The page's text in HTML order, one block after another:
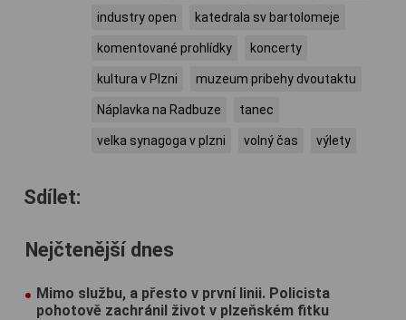
industry open katedrala sv bartolomeje
komentované prohlídky koncerty
kultura v Plzni muzeum pribehy dvoutaktu
Náplavka na Radbuze tanec
velka synagoga v plzni volný čas výlety
Sdílet:
Nejčtenější dnes
Mimo službu, a přesto v první linii. Policista
pohotově zachránil život v plzeňském fitku